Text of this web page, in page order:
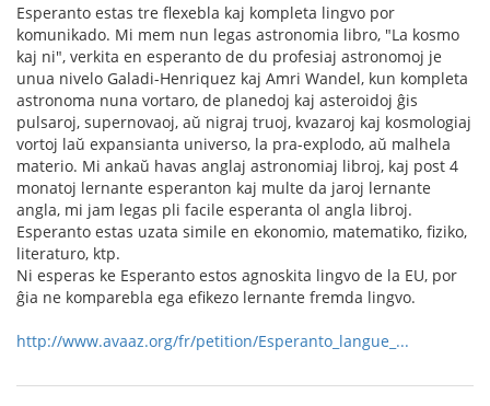
Esperanto estas tre flexebla kaj kompleta lingvo por
komunikado. Mi mem nun legas astronomia libro, "La kosmo
kaj ni", verkita en esperanto de du profesiaj astronomoj je
unua nivelo Galadi-Henriquez kaj Amri Wandel, kun kompleta
astronoma nuna vortaro, de planedoj kaj asteroidoj ĝis
pulsaroj, supernovaoj, aŭ nigraj truoj, kvazaroj kaj kosmologiaj
vortoj laŭ expansianta universo, la pra-explodo, aŭ malhela
materio. Mi ankaŭ havas anglaj astronomiaj libroj, kaj post 4
monatoj lernante esperanton kaj multe da jaroj lernante
angla, mi jam legas pli facile esperanta ol angla libroj.
Esperanto estas uzata simile en ekonomio, matematiko, fiziko,
literaturo, ktp.
Ni esperas ke Esperanto estos agnoskita lingvo de la EU, por
ĝia ne komparebla ega efikezo lernante fremda lingvo.
http://www.avaaz.org/fr/petition/Esperanto_langue_...